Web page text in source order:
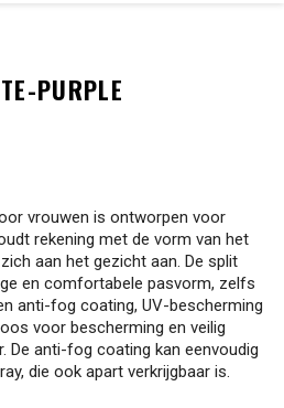
PURPLE
vrouwen is ontworpen voor
rekening met de vorm van het
aan het gezicht aan. De split
en comfortabele pasvorm, zelfs
anti-fog coating, UV-bescherming
voor bescherming en veilig
De anti-fog coating kan eenvoudig
die ook apart verkrijgbaar is.